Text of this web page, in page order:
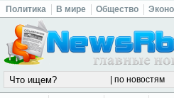
Политика В мире Общество